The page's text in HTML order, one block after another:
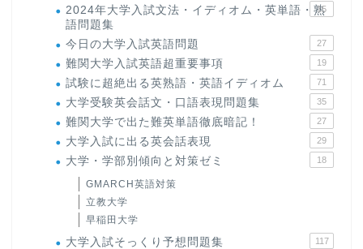
2024年大学入試文法・イディオム・英単語・熟
語問題集
15
今日の大学入試英語問題 27
難関大学入試英語超重要事項 19
試験に超絶出る英熟語・英語イディオム 71
大学受験英会話文・口語表現問題集 35
難関大学で出た難英単語徹底暗記！ 27
大学入試に出る英会話表現 29
大学・学部別傾向と対策ゼミ 18
GMARCH英語対策
立教大学
早稲田大学
大学入試そっくり予想問題集 117